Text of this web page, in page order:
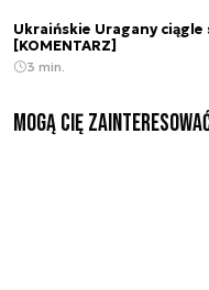
Ukraińskie Uragany ciągle
[KOMENTARZ]
3 min.
Mogą Cię